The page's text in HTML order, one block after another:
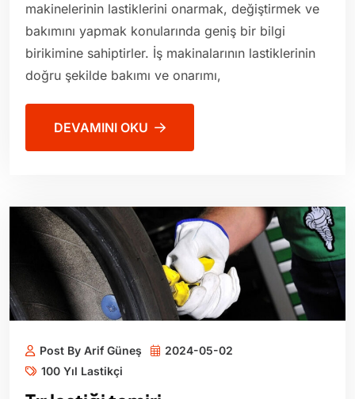
makinelerinin lastiklerini onarmak, değiştirmek ve
bakımını yapmak konularında geniş bir bilgi
birikimine sahiptirler. İş makinalarının lastiklerinin
doğru şekilde bakımı ve onarımı,
DEVAMINI OKU
Post By Arif Güneş
2024-05-02
100 Yıl Lastikçi